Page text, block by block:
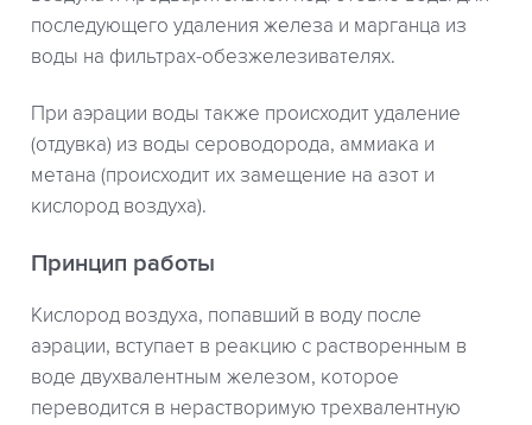
последующего удаления железа и марганца из
воды на фильтрах-обезжелезивателях.
При аэрации воды также происходит удаление
(отдувка) из воды сероводорода, аммиака и
метана (происходит их замещение на азот и
кислород воздуха).
Принцип работы
Кислород воздуха, попавший в воду после
аэрации, вступает в реакцию с растворенным в
воде двухвалентным железом, которое
переводится в нерастворимую трехвалентную